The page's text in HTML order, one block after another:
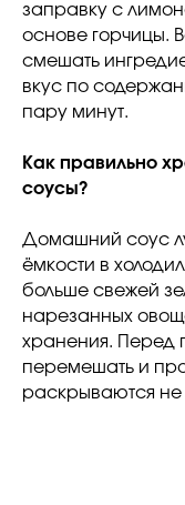
заправку с
основе горчицы.
смешать
вкус по
пару минут.
Как правильно
соусы?
Домашний соус
ёмкости в
больше свежей
нарезанных
хранения. Перед
перемешать и
раскрываются не
о